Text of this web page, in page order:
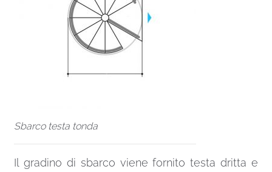
Sbarco testa tonda
Il gradino di sbarco viene fornito testa dritta e